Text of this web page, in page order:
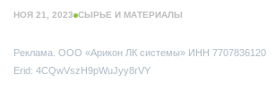
НОЯ 21, 2023 СЫРЬЕ И МАТЕРИАЛЫ
Реклама. ООО «Арикон ЛК системы» ИНН 7707836120
Erid: 4CQwVszH9pWuJyy8rVY